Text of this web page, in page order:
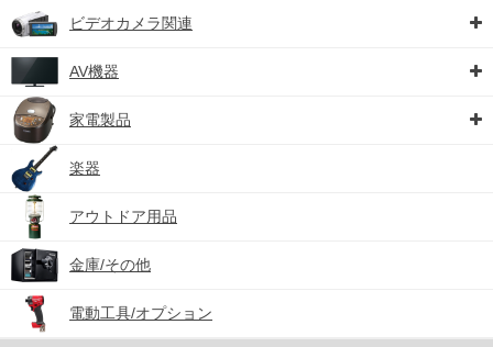
ビデオカメラ関連
AV機器
家電製品
楽器
アウトドア用品
金庫/その他
電動工具/オプション